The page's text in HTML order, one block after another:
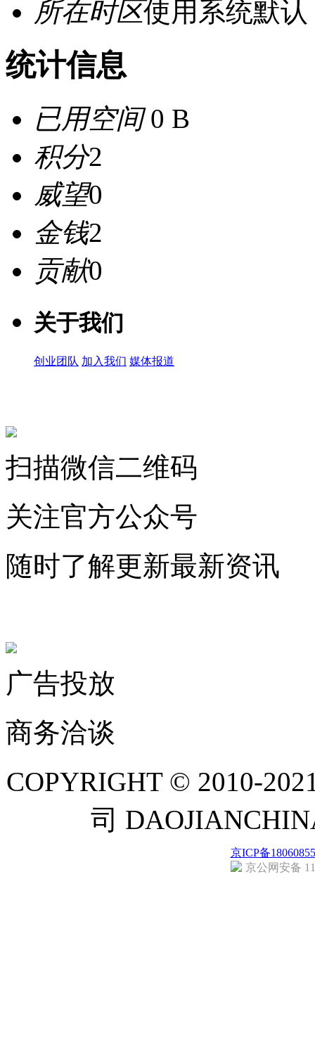
所在时区使用系统默认
统计信息
已用空间0 B
积分2
威望0
金钱2
贡献0
关于我们
创业团队 加入我们 媒体报道
扫描微信二维码
关注官方公众号
随时了解更新最新资讯
广告投放
商务洽谈
COPYRIGHT © 2010-
司
京ICP备
京公网安备